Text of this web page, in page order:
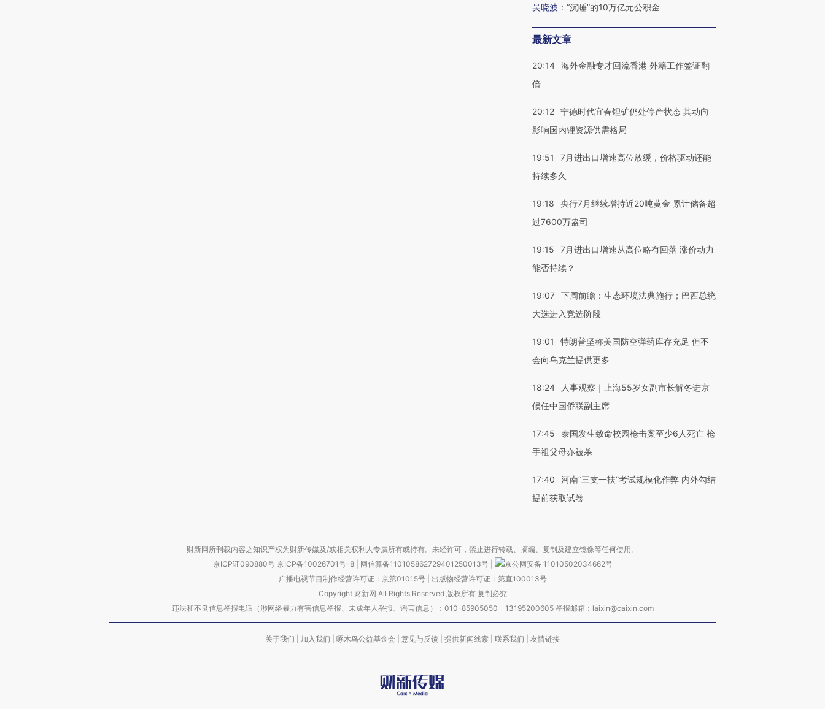
吴晓波 ： “沉睡”的10万亿元公积金
最新文章
20:14 海外金融专才回流香港 外籍工作签证翻
倍
20:12 宁德时代宜春锂矿仍处停产状态 其动向
影响国内锂资源供需格局
19:51
7月进出口增速高位放缓，价格驱动还能
持续多久
19:18
央行7月继续增持近20吨黄金 累计储备超
过7600万盎司
19:15
7月进出口增速从高位略有回落 涨价动力
能否持续？
19:07 下周前瞻：生态环境法典施行；巴西总统
大选进入竞选阶段
19:01
特朗普坚称美国防空弹药库存充足 但不
会向乌克兰提供更多
18:24
人事观察｜上海55岁女副市长解冬进京
候任中国侨联副主席
17:45
泰国发生致命校园枪击案至少6人死亡 枪
手祖父母亦被杀
17:40
河南“三支一扶”考试规模化作弊 内外勾结
提前获取试卷
财新网所刊载内容之知识产权为财新传媒及/或相关权利人专属所有或持有。未经许可，禁止进行转载、摘编、复制及建立镜像等任何使用。
京ICP证090880号 京ICP备10026701号-8 网信算备110105862729401250013号
京公网安备 11010502034662号
广播电视节目制作经营许可证：京第01015号| 出版物经营许可证：第直100013号
Copyright 财新网 All Rights Reserved 版权所有 复制必究
违法和不良信息举报电话（涉网络暴力有害信息举报、未成年人举报、谣言信息）：010-85905050 13195200605 举报邮箱：laixin@caixin.com
关于我们 加入我们 啄木鸟公益基金会 意见与反馈 提供新闻线索 联系我们 友情链接